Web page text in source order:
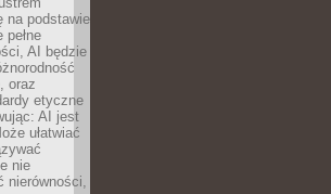
na podstawie
AI będzie
oraz
etyczne
AI jest
ułatwiać
nie
nierówności,